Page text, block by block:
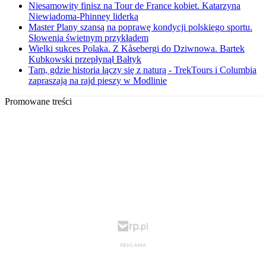
Niesamowity finisz na Tour de France kobiet. Katarzyna
Niewiadoma-Phinney liderką
Master Plany szansą na poprawę kondycji polskiego sportu.
Słowenia świetnym przykładem
Wielki sukces Polaka. Z Kåsebergi do Dziwnowa. Bartek
Kubkowski przepłynął Bałtyk
Tam, gdzie historia łączy się z naturą - TrekTours i Columbia
zapraszają na rajd pieszy w Modlinie
Promowane treści